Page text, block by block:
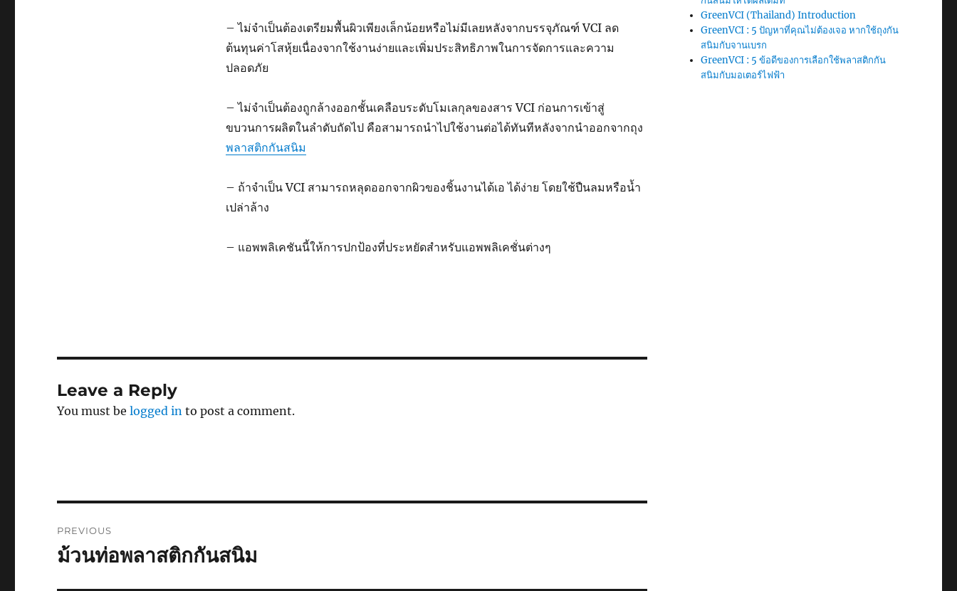
– ไม่จำเป็นต้องเตรียมพื้นผิวเพียงเล็กน้อยหรือไม่มีเลยหลังจากบรรจุภัณฑ์ VCI ลด
ต้นทุนค่าโสหุ้ยเนื่องจากใช้งานง่ายและเพิ่มประสิทธิภาพในการจัดการและความ
ปลอดภัย
– ไม่จำเป็นต้องถูกล้างออกชั้นเคลือบระดับโมเลกุลของสาร VCI ก่อนการเข้าสู่
ขบวนการผลิตในลำดับถัดไป คือสามารถนำไปใช้งานต่อได้ทันทีหลังจากนำออกจากถุง
พลาสติกกันสนิม
– ถ้าจำเป็น VCI สามารถหลุดออกจากผิวของชิ้นงานได้เอ ได้ง่าย โดยใช้ปืนลมหรือน้ำ
เปล่าล้าง
– แอพพลิเคชันนี้ให้การปกป้องที่ประหยัดสำหรับแอพพลิเคชั่นต่างๆ
Leave a Reply
You must belogged in to post a comment.
navigation
PREVIOUS
Previous
ม้วนท่อพลาสติกกันสนิม
GreenVCI (Thailand) Introduction
GreenVCI : 5 ปัญหาที่คุณไม่ต้องเจอ หากใช้ถุงกัน
สนิมกับจานเบรก
GreenVCI : 5 ข้อดีของการเลือกใช้พลาสติกกัน
สนิมกับมอเตอร์ไฟฟ้า